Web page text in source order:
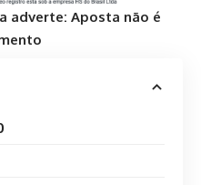
adverte: Aposta não é